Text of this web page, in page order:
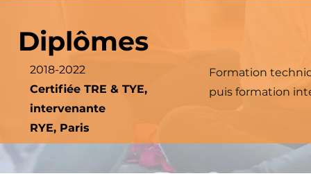
Diplômes
2018-2022
Certifiée TRE & TYE,
intervenante
RYE, Paris
Formation
puis formation